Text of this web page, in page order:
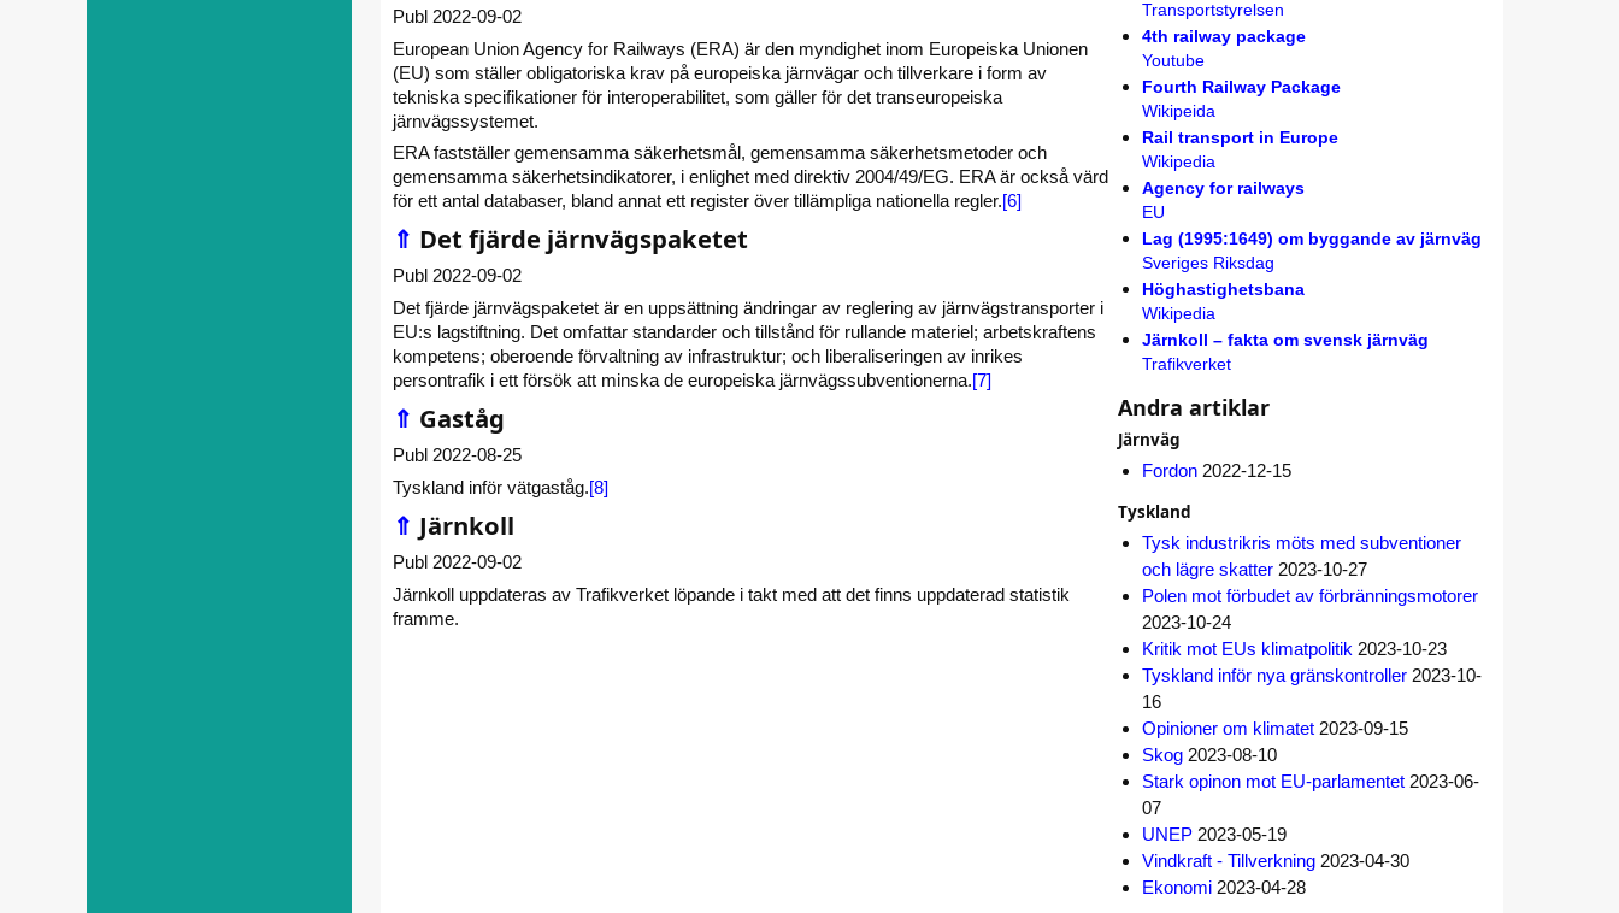
Publ 2022-09-02
European Union Agency for Railways (ERA) är den myndighet inom Europeiska Unionen
(EU) som ställer obligatoriska krav på europeiska järnvägar och tillverkare i form av
tekniska specifikationer för interoperabilitet, som gäller för det transeuropeiska
järnvägssystemet.
ERA fastställer gemensamma säkerhetsmål, gemensamma säkerhetsmetoder och
gemensamma säkerhetsindikatorer, i enlighet med direktiv 2004/49/EG. ERA är också värd
för ett antal databaser, bland annat ett register över tillämpliga nationella regler.[6]
⇑ Det fjärde järnvägspaketet
Publ 2022-09-02
Det fjärde järnvägspaketet är en uppsättning ändringar av reglering av järnvägstransporter i
EU:s lagstiftning. Det omfattar standarder och tillstånd för rullande materiel; arbetskraftens
kompetens; oberoende förvaltning av infrastruktur; och liberaliseringen av inrikes
persontrafik i ett försök att minska de europeiska järnvägssubventionerna.[7]
⇑ Gaståg
Publ 2022-08-25
Tyskland inför vätgaståg.[8]
⇑ Järnkoll
Publ 2022-09-02
Järnkoll uppdateras av Trafikverket löpande i takt med att det finns uppdaterad statistik
framme.
Transportstyrelsen
4th railway package
Youtube
Fourth Railway Package
Wikipeida
Rail transport in Europe
Wikipedia
Agency for railways
EU
Lag (1995:1649) om byggande av järnväg
Sveriges Riksdag
Höghastighetsbana
Wikipedia
Järnkoll – fakta om svensk järnväg
Trafikverket
Andra artiklar
Järnväg
Fordon 2022-12-15
Tyskland
Tysk industrikris möts med subventioner
och lägre skatter 2023-10-27
Polen mot förbudet av förbränningsmotorer
2023-10-24
Kritik mot EUs klimatpolitik 2023-10-23
Tyskland inför nya gränskontroller 2023-10-
16
Opinioner om klimatet 2023-09-15
Skog 2023-08-10
Stark opinon mot EU-parlamentet 2023-06-
07
UNEP 2023-05-19
Vindkraft - Tillverkning 2023-04-30
Ekonomi 2023-04-28